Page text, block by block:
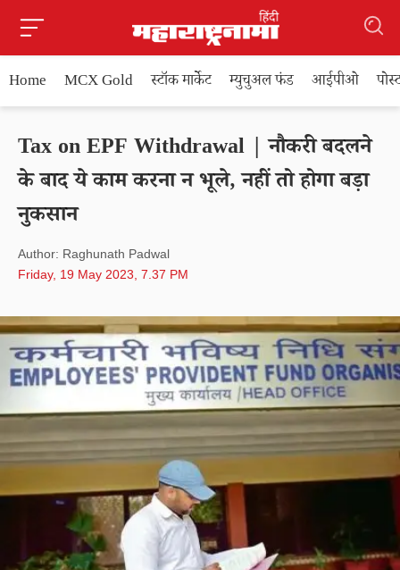
Home MCX Gold स्टॉक मार्केट म्युचुअल फंड आईपीओ
Tax on EPF Withdrawal | नौकरी बदलने
के बाद ये काम करना न भूले, नहीं तो होगा बड़ा
नुकसान
Author: Raghunath Padwal
Friday, 19 May 2023, 7.37 PM